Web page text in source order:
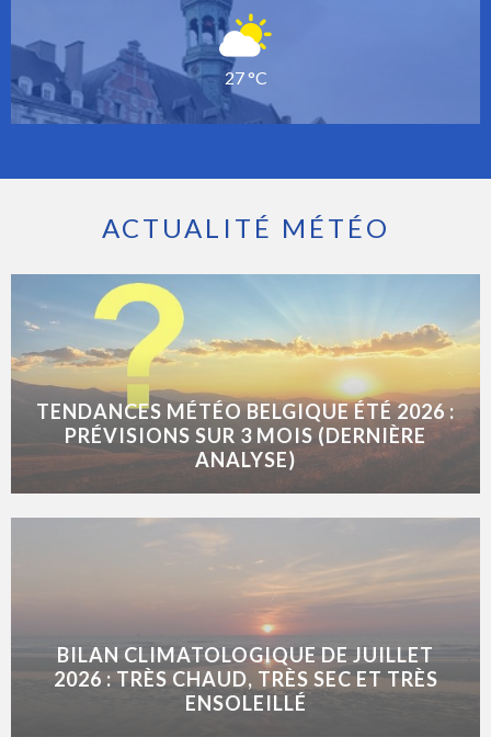
27 °C
ACTUALITÉ MÉTÉO
TENDANCES MÉTÉO BELGIQUE ÉTÉ 2026 :
PRÉVISIONS SUR 3 MOIS (DERNIÈRE
ANALYSE)
BILAN CLIMATOLOGIQUE DE JUILLET
2026 : TRÈS CHAUD, TRÈS SEC ET TRÈS
ENSOLEILLÉ